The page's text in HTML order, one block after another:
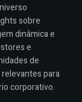
sobre
dinâmica e
e
de
para
corporativo.